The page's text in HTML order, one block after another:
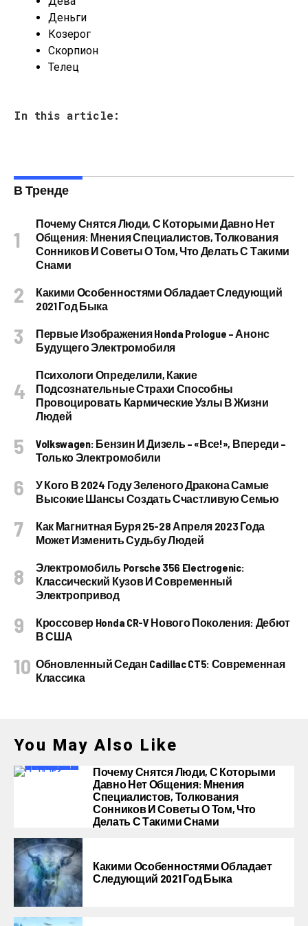
Деньги
Козерог
Скорпион
Телец
In this article:
В Тренде
Почему Снятся Люди, С Которыми Давно Нет
Общения: Мнения Специалистов, Толкования
Сонников И Советы О Том, Что Делать С Такими
Снами
Какими Особенностями Обладает Следующий
2021 Год Быка
Первые Изображения Honda Prologue – Анонс
Будущего Электромобиля
Психологи Определили, Какие
Подсознательные Страхи Способны
Провоцировать Кармические Узлы В Жизни
Людей
Volkswagen: Бензин И Дизель – «все!», Впереди –
Только Электромобили
У Кого В 2024 Году Зеленого Дракона Самые
Высокие Шансы Создать Счастливую Семью
Как Магнитная Буря 25-28 Апреля 2023 Года
Может Изменить Судьбу Людей
Электромобиль Porsche 356 Electrogenic:
Классический Кузов И Современный
Электропривод
Кроссовер Honda CR-V Нового Поколения: Дебют
В США
Обновленный Седан Cadillac CT5: Современная
Классика
You May Also Like
Почему Снятся Люди, С Которыми
Давно Нет Общения: Мнения
Специалистов, Толкования
Сонников И Советы О Том, Что
Делать С Такими Снами
Какими Особенностями Обладает
Следующий 2021 Год Быка